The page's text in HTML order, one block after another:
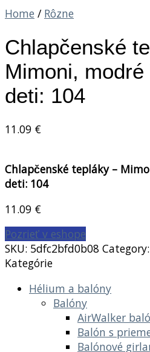
Home / Rôzne
Chlapčenské
Mimoni,
deti: 104
11.09 €
Chlapčenské tepláky –
deti: 104
11.09 €
Pozrieť v eshope
SKU: 5dfc2bfd0b08 Category:
Kategórie
Hélium a balóny
Balóny
AirWalker
Balón s
Balónové